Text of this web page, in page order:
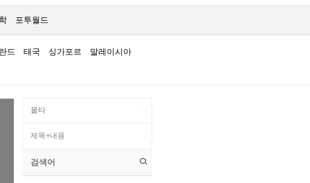
포투월드
드 태국 싱가포르
말레이시아